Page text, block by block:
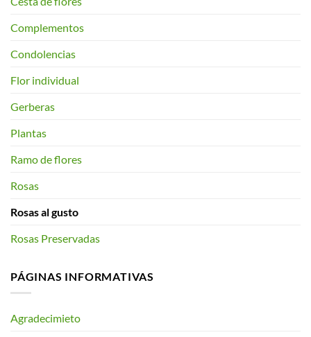
Complementos
Condolencias
Flor individual
Gerberas
Plantas
Ramo de flores
Rosas
Rosas al gusto
Rosas Preservadas
PÁGINAS INFORMATIVAS
Agradecimieto